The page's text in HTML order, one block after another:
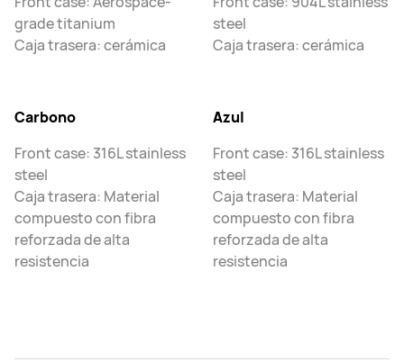
grade titanium
Caja trasera: cerámica
Carbono
Front case: 316L stainless
steel
Caja trasera: Material
compuesto con fibra
reforzada de alta
resistencia
steel
Caja trasera: cerámica
Azul
Front case: 316L stainless
steel
Caja trasera: Material
compuesto con fibra
reforzada de alta
resistencia